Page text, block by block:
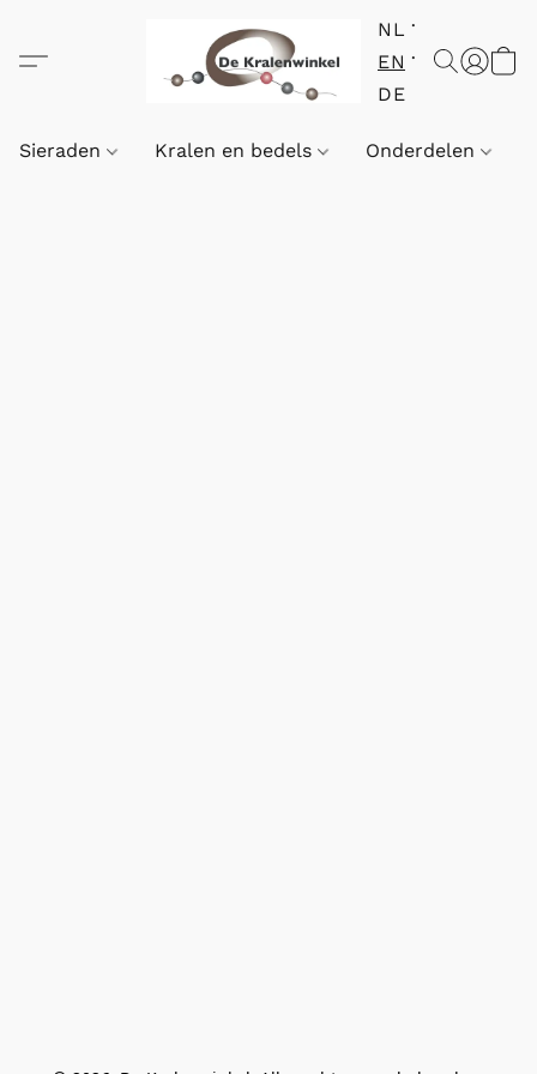
NL
EN
DE
Sieraden Kralen en bedels Onderdelen